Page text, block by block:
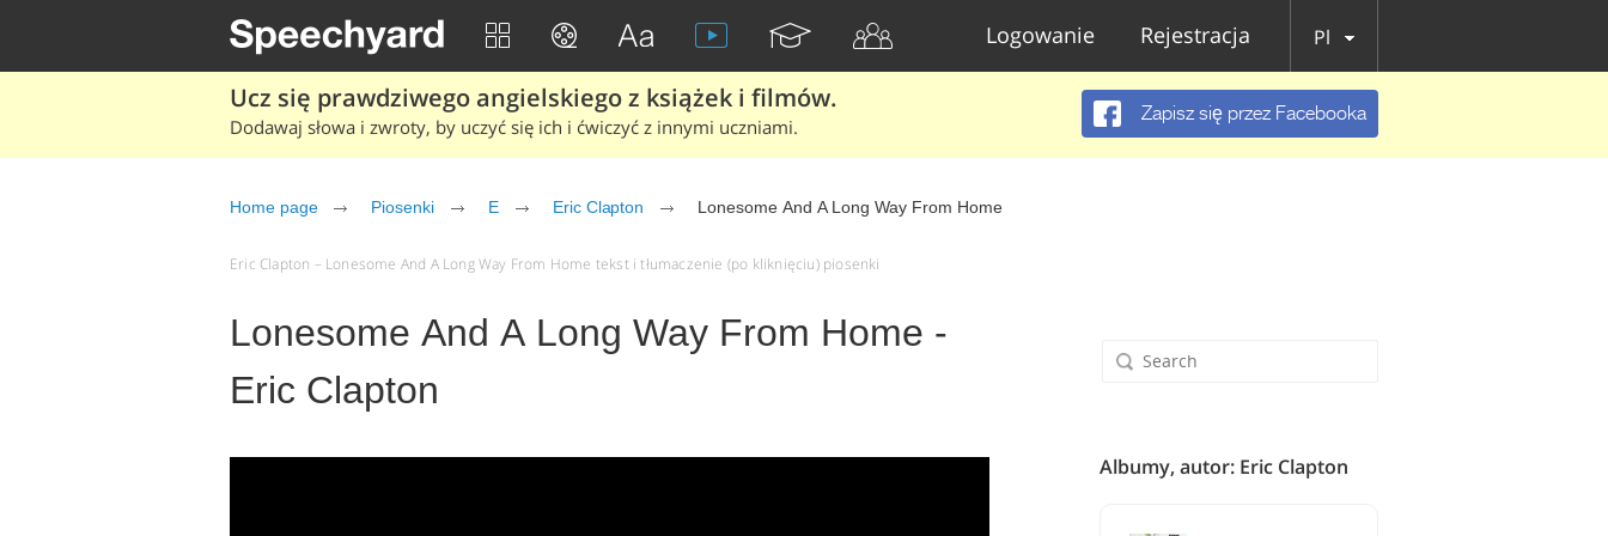
Logowanie Rejestracja Pl
Ucz się prawdziwego angielskiego z książek i filmów.
Dodawaj słowa i zwroty, by uczyć się ich i ćwiczyć z innymi uczniami.
Zapisz się przez Facebooka
Home page Piosenki E Eric Clapton Lonesome And A Long Way From Home
Eric Clapton – Lonesome And A Long Way From Home tekst i tłumaczenie (po kliknięciu) piosenki
Lonesome And A Long Way From Home -
Eric Clapton
Albumy, autor: Eric Clapton